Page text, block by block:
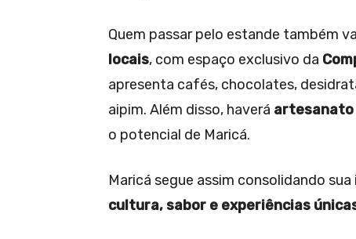
Quem passar pelo estande também
locais, com espaço exclusivo da
apresenta cafés, chocolates,
aipim. Além disso, haverá artesanato
o potencial de Maricá.
Maricá segue assim consolidando
cultura, sabor e experiências